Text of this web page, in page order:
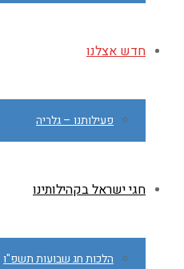
חדש אצלנו
פעילותנו – גלריה
חגי ישראל בקהילותינו
הלכות חג שבועות תשפ"ו